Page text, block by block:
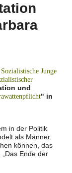
Sozialistische Junge
und
" in
in der Politik
als Männer.
können, das
Ende der